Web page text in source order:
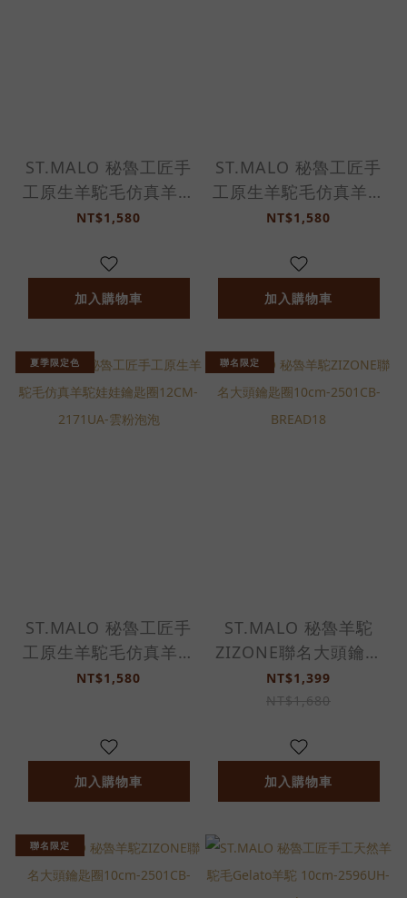
ST.MALO 秘魯工匠手
工原生羊駝毛仿真羊駝
娃娃鑰匙圈12CM-
NT$1,580
加入購物車
ST.MALO 秘魯工匠手
工原生羊駝毛仿真羊駝
娃娃鑰匙圈12CM-
NT$1,580
加入購物車
夏季限定色
ST.MALO 秘魯工匠手
工原生羊駝毛仿真羊駝
娃娃鑰匙圈12CM-
NT$1,580
加入購物車
聯名限定
ST.MALO 秘魯羊駝
ZIZONE聯名大頭鑰匙
圈10cm-2501CB-
BREAD18
NT$1,399
NT$1,680
加入購物車
聯名限定